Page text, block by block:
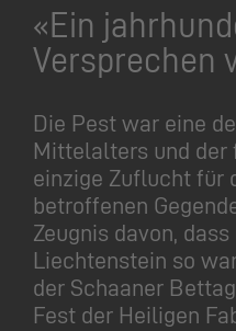
«Ein
Versprechen
Die Pest war eine
Mittelalters und der
einzige Zuflucht für
betroffenen
Zeugnis davon,
Liechtenstein so
der Schaaner
Fest der Heiligen